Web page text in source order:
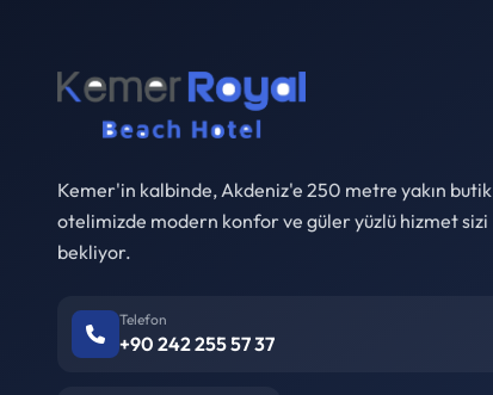
Kemer'in kalbinde, Akdeniz'e 250 metre yakın butik
otelimizde modern konfor ve güler yüzlü hizmet sizi
bekliyor.
Telefon
+90 242 255 57 37